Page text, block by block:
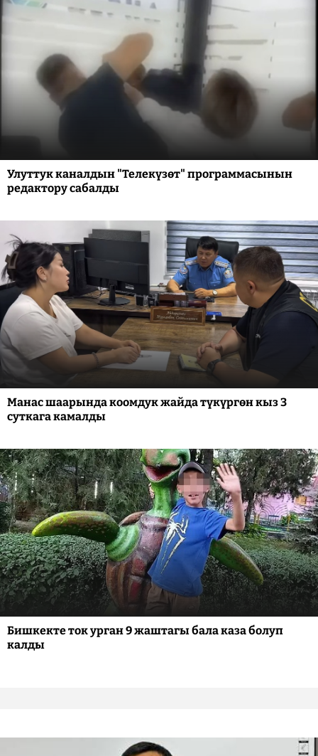
Улуттук каналдын "Телекүзөт" программасынын
редактору сабалды
Манас шаарында коомдук жайда түкүргөн кыз 3
суткага камалды
Бишкекте ток урган 9 жаштагы бала каза болуп
калды